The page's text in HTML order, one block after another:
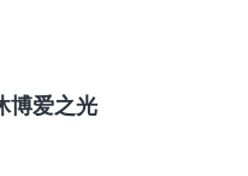
博爱之光